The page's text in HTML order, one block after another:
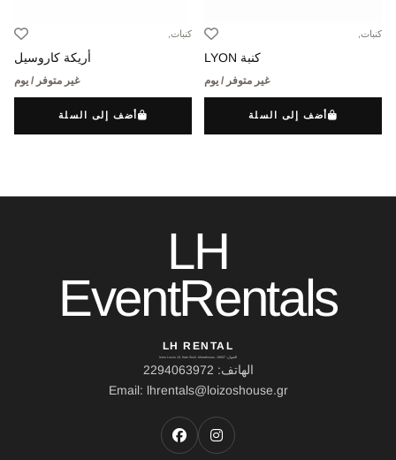
كنبات,
كنبة LYON
غير متوفر / يوم
أضف إلى السلة
كنبات,
أريكة كاروسيل
غير متوفر / يوم
أضف إلى السلة
LH
EventRentals
LH RENTAL
العنوان: Ierou Loxou 10, Kato Souli, Marathonas, 19007
الهاتف: 2294063972
Email: lhrentals@loizoshouse.gr